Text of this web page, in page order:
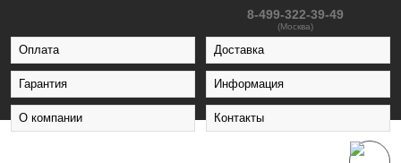
8-499-322-39-49
(Москва)
Оплата Доставка
Гарантия Информация
О компании Контакты